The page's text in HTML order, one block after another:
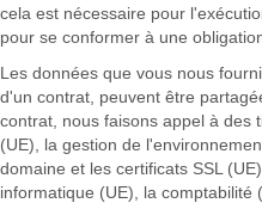
cela est nécessaire pour
pour se conformer à une
Les données que vous nous
d'un contrat, peuvent être
contrat, nous faisons appel à des
(UE), la gestion de
domaine et les certificats SSL
informatique (UE), la comptabilité